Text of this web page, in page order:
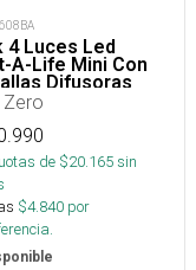
4 Luces Led
A-Life Mini Con
Difusoras
Zero
de $20.165sin
$4.840 por